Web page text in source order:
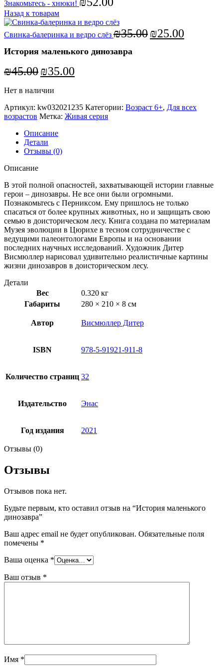
Знакомьтесь - хнюки!
Назад к товарам
Свинка-балеринка и ведро слёз ₪35.00 Первоначальная
цена
₪25.00цена:
История маленького динозавра
₪45.00 Первоначальная
цена
₪45.00.
₪35.00цена:
Нет в наличии
Артикул: kw032021235 Категории: Возраст 6+, Для всех
возрастов Метка: Живая серия
Описание
Детали
Отзывы (0)
Описание
В этой полной опасностей, захватывающей истории главные
герои – динозавры. Не все они были огромными.
Познакомьтесь с Перниксом. Ему пришлось не только
спасаться от более крупных животных, но и защищать свою
семью в доисторическом лесу. Книга создана по материалам
Музея эволюции в Цюрихе в тесном сотрудничестве с
ведущими палеонтологами Европы и на основании
последних научных исследований. Художник Дитер
Висмюллер нарисовал удивительно реалистичные картины
жизни динозавров в доисторическом лесу.
Детали
Вес
0.320 кг
Габариты
280 × 210 × 8 см
Автор Висмюллер Дитер
ISBN 978-5-91921-911-8
Количество страниц 32
Издательство Энас
Год издания 2021
Отзывы (0)
Отзывы
Отзывов пока нет.
Будьте первым, кто оставил отзыв на “История маленького
динозавра”
Ваш адрес email не будет опубликован. Обязательные поля
помечены *
Ваша оценка *
Ваш отзыв *
Имя *